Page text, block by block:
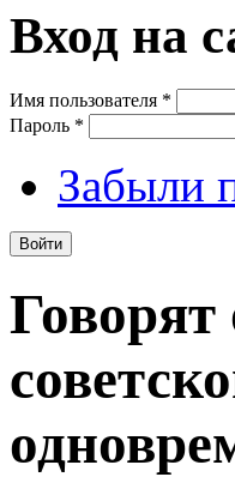
Вход на
Имя пользователя *
Пароль *
Забыли
Говорят